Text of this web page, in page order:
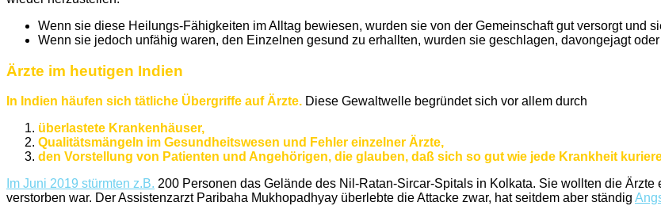
Wenn sie diese Heilungs-Fähigkeiten im Alltag bewiesen, wurden sie von der Gemeinschaft gut versorgt und
Wenn sie jedoch unfähig waren, den Einzelnen gesund zu erhallten, wurden sie geschlagen, davongejagt
Ärzte im heutigen Indien
In Indien häufen sich tätliche Übergriffe auf Ärzte. Diese Gewaltwelle begründet sich vor allem durch
überlastete Krankenhäuser,
Qualitätsmängeln im Gesundheitswesen und Fehler einzelner Ärzte,
den Vorstellung von Patienten und Angehörigen, die glauben, daß sich so gut wie jede Krankheit
Im Juni 2019 stürmten z.B. 200 Personen das Gelände des Nil-Ratan-Sircar-Spitals in Kolkata. Sie wollten die
verstorben war. Der Assistenzarzt Paribaha Mukhopadhyay überlebte die Attacke zwar, hat seitdem aber ständig